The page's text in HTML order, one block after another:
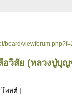
board/
อวิสัย (หลวงปู่บุ
โพสต์ ]